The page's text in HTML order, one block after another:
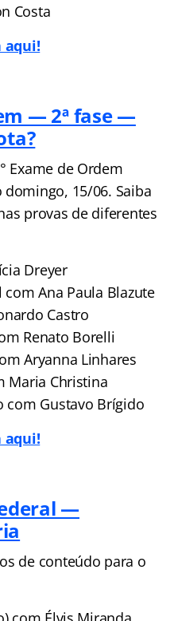
Costa
aqui!
— 2ª fase —
Exame de Ordem
15/06. Saiba
provas de diferentes
Dreyer
Ana Paula Blazute
Castro
Renato Borelli
Aryanna Linhares
Maria Christina
com Gustavo Brígido
aqui!
—
de conteúdo para o